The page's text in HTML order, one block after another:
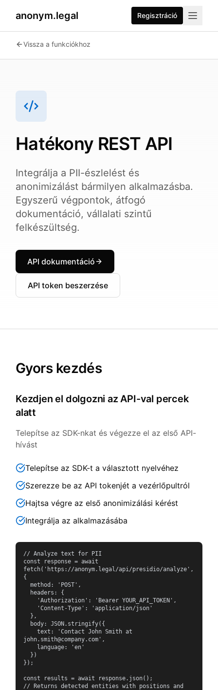
anonym.legal Regisztráció
Vissza a funkciókhoz
Hatékony REST API
Integrálja a PII-észlelést és
anonimizálást bármilyen alkalmazásba.
Egyszerű végpontok, átfogó
dokumentáció, vállalati szintű
felkészültség.
API dokumentáció
API token beszerzése
Gyors kezdés
Kezdjen el dolgozni az API-val percek
alatt
Telepítse az SDK-nkat és végezze el az első API-
hívást
Telepítse az SDK-t a választott nyelvéhez
Szerezze be az API tokenjét a vezérlőpultról
Hajtsa végre az első anonimizálási kérést
Integrálja az alkalmazásába
// Analyze text for PII
const response = await
fetch('https://anonym.legal/api/presidio/analyze',
{
john.smith@company.com',
});
const results = await response.json();
// Returns detected entities with positions and